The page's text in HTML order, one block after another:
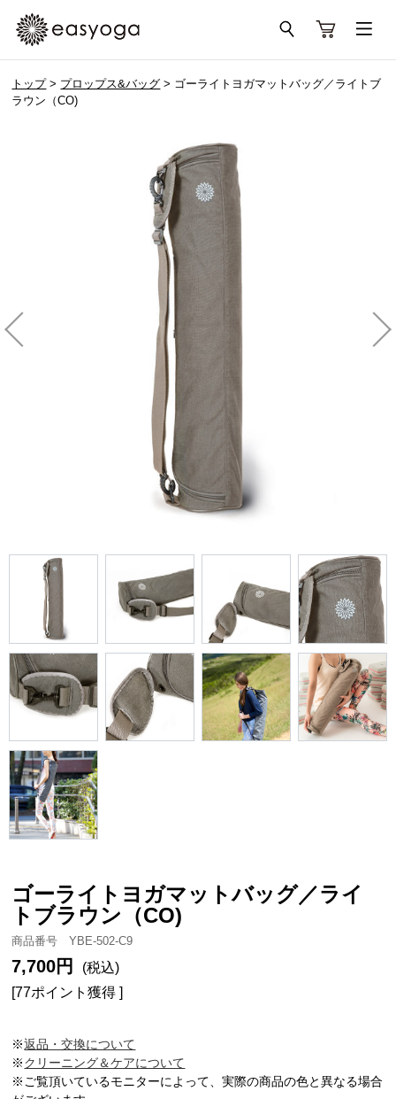
トップ> プロップス&バッグ > ゴーライトヨガマットバッグ／ライトブ
ラウン（CO)
ゴーライトヨガマットバッグ／ライ
トブラウン（CO)
商品番号 YBE-502-C9
7,700円
(税込)
[77ポイント獲得 ]
※返品・交換について
※クリーニング＆ケアについて
※ご覧頂いているモニターによって、実際の商品の色と異なる場合